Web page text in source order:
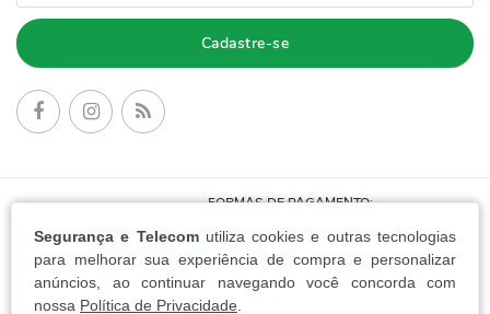
Segurança e Telecomutiliza cookies e outras tecnologias
para melhorar sua experiência de compra e personalizar
anúncios, ao continuar navegando você concorda com
nossa Política de Privacidade
Cadastre-se
FORMAS DE PAGAMENTO: